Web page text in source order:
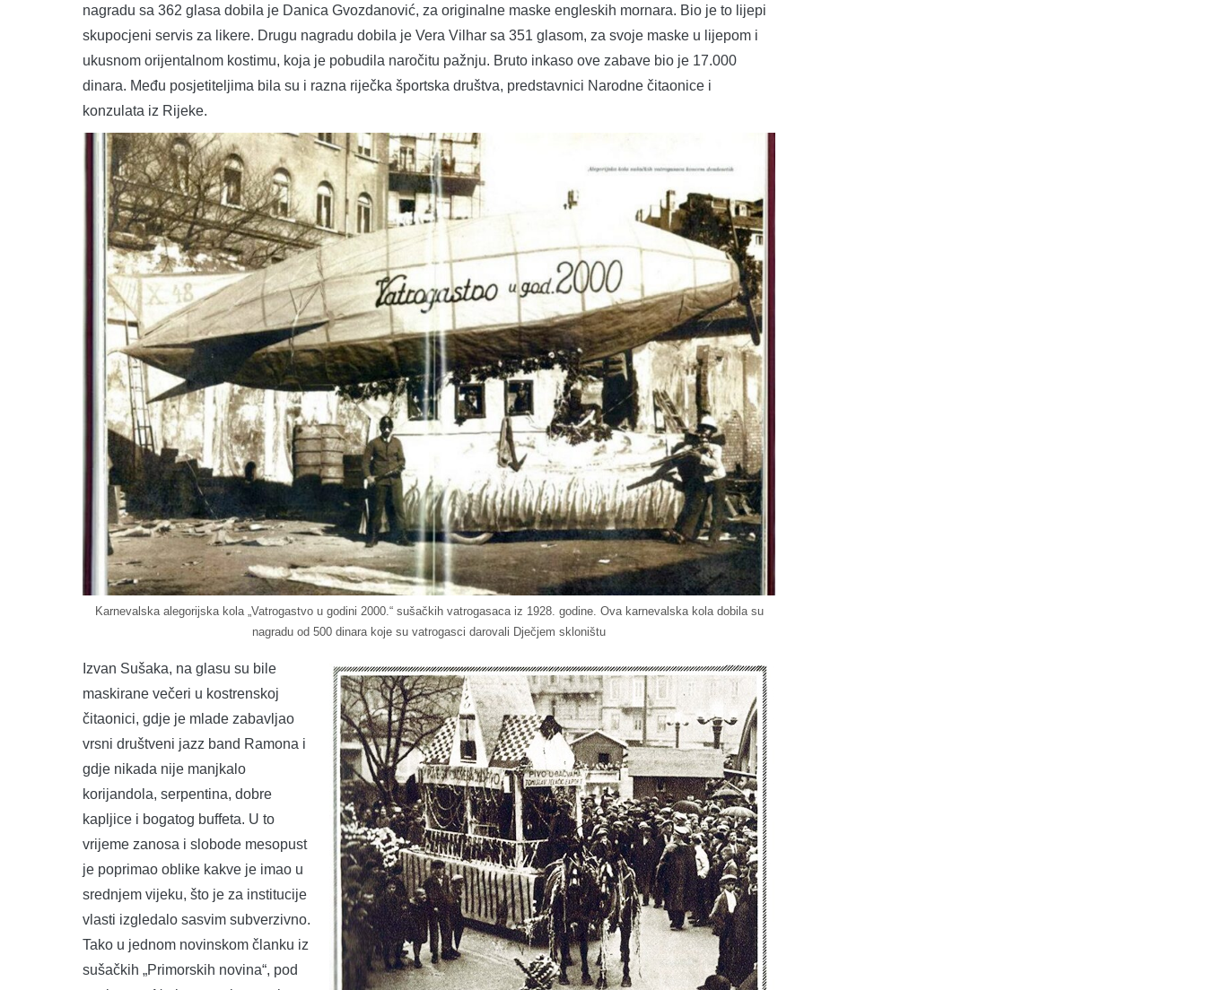
nagradu sa 362 glasa dobila je Danica Gvozdanović, za originalne maske engleskih mornara. Bio je to lijepi
skupocjeni servis za likere. Drugu nagradu dobila je Vera Vilhar sa 351 glasom, za svoje maske u lijepom i
ukusnom orijentalnom kostimu, koja je pobudila naročitu pažnju. Bruto inkaso ove zabave bio je 17.000
dinara. Među posjetiteljima bila su i razna riječka športska društva, predstavnici Narodne čitaonice i
konzulata iz Rijeke.
Karnevalska alegorijska kola „Vatrogastvo u godini 2000.“ sušačkih vatrogasaca iz 1928. godine. Ova karnevalska kola dobila su
nagradu od 500 dinara koje su vatrogasci darovali Dječjem skloništu
Izvan Sušaka, na glasu su bile
maskirane večeri u kostrenskoj
čitaonici, gdje je mlade zabavljao
vrsni društveni jazz band Ramona i
gdje nikada nije manjkalo
korijandola, serpentina, dobre
kapljice i bogatog buffeta. U to
vrijeme zanosa i slobode mesopust
je poprimao oblike kakve je imao u
srednjem vijeku, što je za institucije
vlasti izgledalo sasvim subverzivno.
Tako u jednom novinskom članku iz
sušačkih „Primorskih novina“, pod